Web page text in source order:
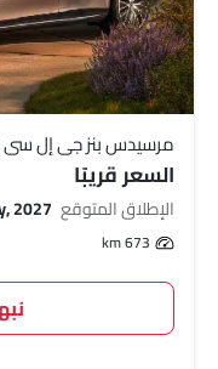
مرسيدس بنز جي إل سي
السعر قريبًا
الإطلاق المتوقع 2027
673 km